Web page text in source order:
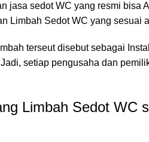
jasa sedot WC yang resmi
Limbah Sedot WC yang sesuai
terseut disebut sebagai
setiap pengusaha dan
Limbah Sedot WC